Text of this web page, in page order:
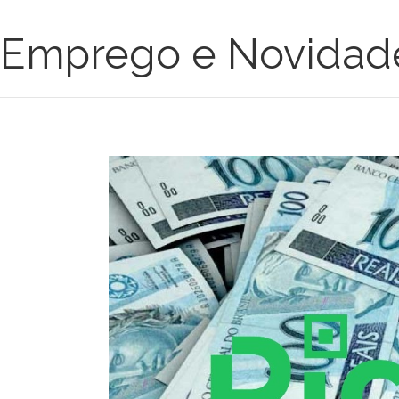
Emprego e